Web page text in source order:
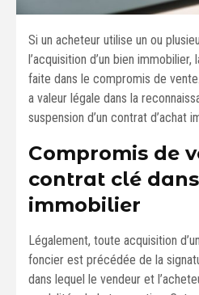
Si un acheteur utilise un ou
l’acquisition d’un bien
faite dans le compromis de
a valeur légale dans la
suspension d’un contrat d’achat
Compromis de
contrat clé
immobilier
Légalement, toute acquisition
foncier est précédée de la
dans lequel le vendeur et